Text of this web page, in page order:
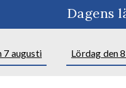
Dagens
7 augusti Lördag den